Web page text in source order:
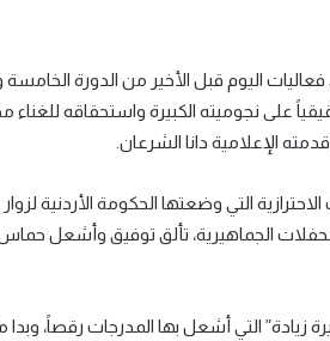
اليوم قبل الأخير من الدورة الخامسة
على نجوميته الكبيرة واستحقاقه
الإعلامية دانا الشرعان.
التي وضعتها الحكومة الأردنية
الجماهيرية، تألق توفيق وأشعل حماس
زيادة” التي أشعل بها المدرجات رقصاً، وبدا